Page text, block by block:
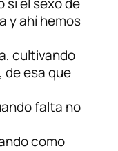
y ahí hemos
cultivando
de esa que
falta no
como